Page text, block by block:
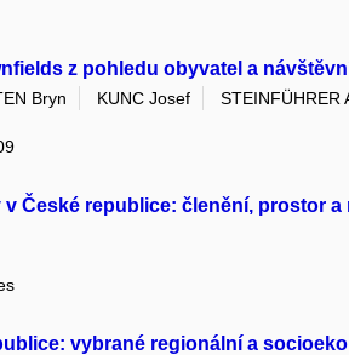
z pohledu obyvatel a
Bryn KUNC Josef STEINFÜHRER
České republice: členění, prostor
vybrané regionální a